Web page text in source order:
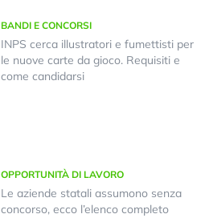
BANDI E CONCORSI
INPS cerca illustratori e fumettisti per
le nuove carte da gioco. Requisiti e
come candidarsi
OPPORTUNITÀ DI LAVORO
Le aziende statali assumono senza
concorso, ecco l’elenco completo